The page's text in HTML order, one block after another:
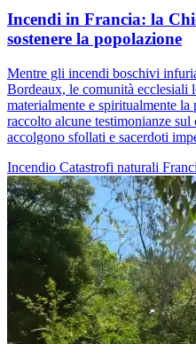
Incendi in Francia: la
sostenere la popolazione
Mentre gli incendi boschivi
Bordeaux, le comunità ecclesiali
materialmente e spiritualmente
raccolto alcune testimonianze
accolgono sfollati e sacerdoti
Incendio Catastrofi naturali